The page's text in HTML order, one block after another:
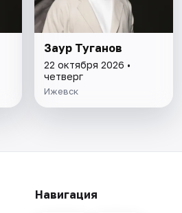
Заур Туганов
22 октября 2026 •
четверг
Ижевск
Навигация